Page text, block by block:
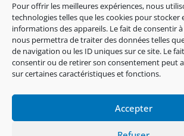
Pour offrir les meilleures expériences, nous
technologies telles que les cookies pour stocker
informations des appareils. Le fait de consentir
nous permettra de traiter des données telles
de navigation ou les ID uniques sur ce site. Le
consentir ou de retirer son consentement peut
sur certaines caractéristiques et fonctions.
Accepter